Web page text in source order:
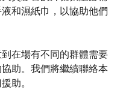
和濕紙巾，以協助他們
在場有不同的群體需要
助。我們將繼續聯絡本
助。